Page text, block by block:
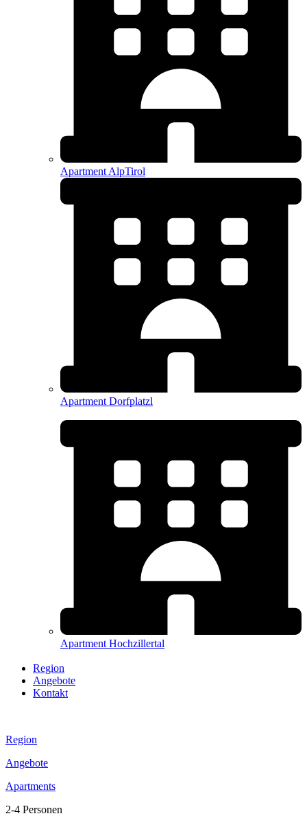
Apartment AlpTirol
Apartment Dorfplatzl
Apartment Hochzillertal
Region
Angebote
Kontakt
Region
Angebote
Apartments
2-4 Personen